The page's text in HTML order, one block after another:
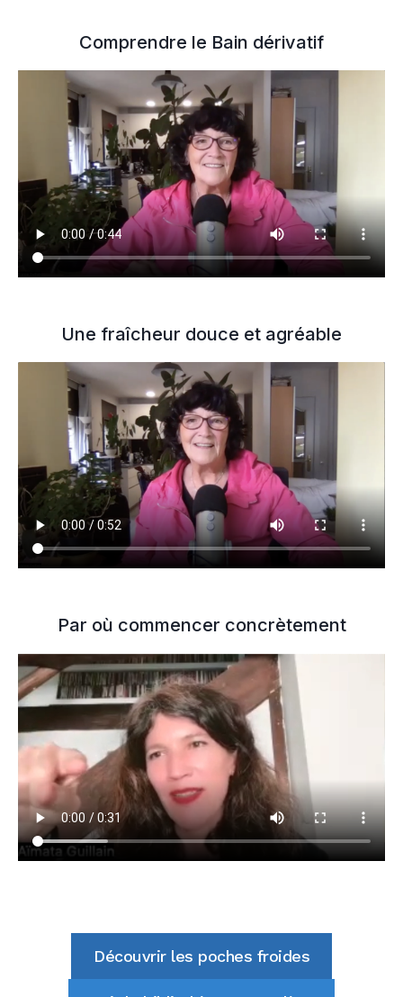
Comprendre le Bain dérivatif
Une fraîcheur douce et agréable
Par où commencer concrètement
Découvrir les poches froides